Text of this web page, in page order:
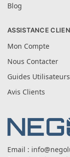
Blog
ASSISTANCE
Mon Compte
Nous Contacter
Guides Utilisateurs
Avis Clients
Email :